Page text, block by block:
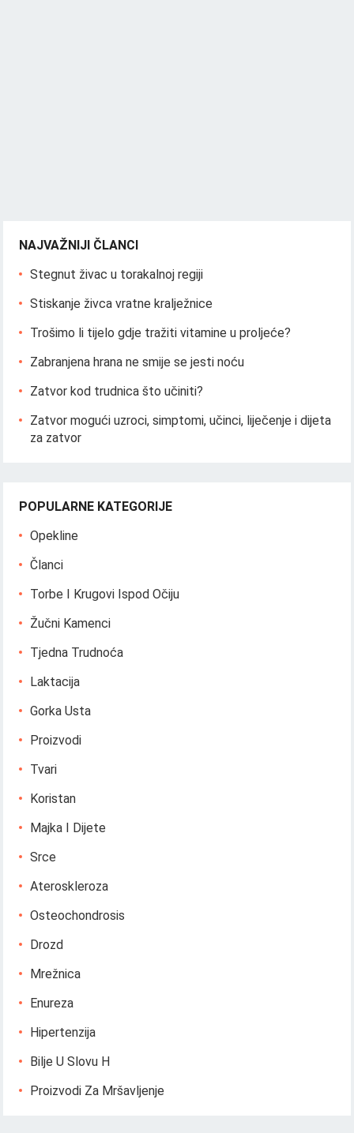
NAJVAŽNIJI ČLANCI
Stegnut živac u torakalnoj regiji
Stiskanje živca vratne kralježnice
Trošimo li tijelo gdje tražiti vitamine u proljeće?
Zabranjena hrana ne smije se jesti noću
Zatvor kod trudnica što učiniti?
Zatvor mogući uzroci, simptomi, učinci, liječenje i dijeta
za zatvor
POPULARNE KATEGORIJE
Opekline
Članci
Torbe I Krugovi Ispod Očiju
Žučni Kamenci
Tjedna Trudnoća
Laktacija
Gorka Usta
Proizvodi
Tvari
Koristan
Majka I Dijete
Srce
Ateroskleroza
Osteochondrosis
Drozd
Mrežnica
Enureza
Hipertenzija
Bilje U Slovu H
Proizvodi Za Mršavljenje